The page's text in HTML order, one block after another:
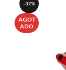
-37%
AGOT
ADO